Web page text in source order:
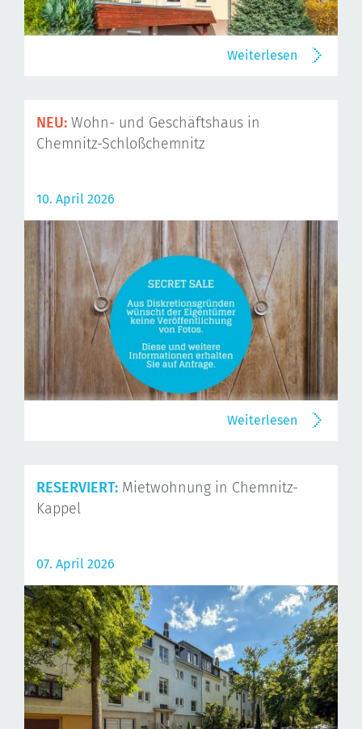
Weiterlesen
NEU: Wohn- und Geschäftshaus in
Chemnitz-Schloßchemnitz
10. April 2026
Weiterlesen
RESERVIERT: Mietwohnung in Chemnitz-
Kappel
07. April 2026